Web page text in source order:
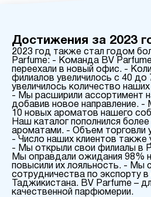
Достижения за 2023
2023 год также стал годом
Parfume: - Команда BV
переехали в новый офис. -
филиалов увеличилось с 40 до
увеличилось количество
- Мы расширили ассортимент
добавив новое направление. -
10 новых ароматов нашего
Наш каталог пополнился
ароматами. - Объем торговли
- Число наших клиентов также
- Мы открыли свои филиалы в
Мы оправдали ожидания 98%
повысили их лояльность. - Мы
сотрудничества по экспорту
Таджикистана. BV Parfume –
качественной парфюмерии.